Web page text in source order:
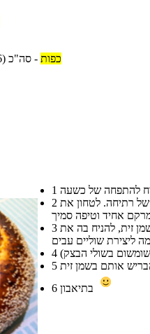
כפות - סה"כ (276 גרם)
1
2
3
4
5
6